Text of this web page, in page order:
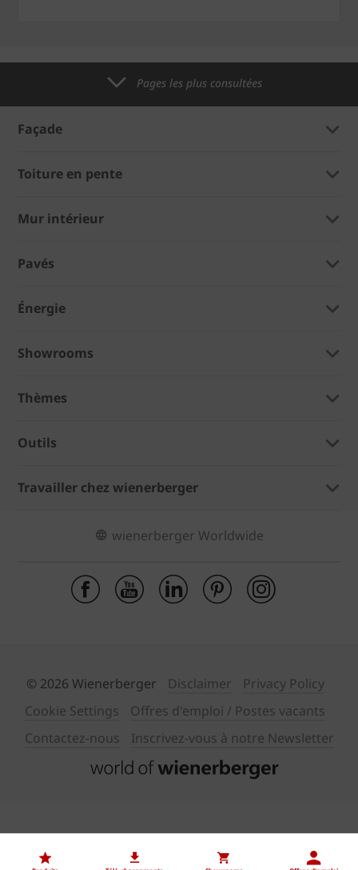
Pages les plus consultées
Façade
Toiture en pente
Mur intérieur
Pavés
Énergie
Showrooms
Thèmes
Outils
Travailler chez wienerberger
wienerberger Worldwide
© 2026 Wienerberger Disclaimer
Privacy Policy
Cookie Settings
Offres d'emploi / Postes vacants
Contactez-nous
Inscrivez-vous à notre Newsletter